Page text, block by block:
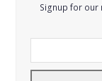
Signup for our
address